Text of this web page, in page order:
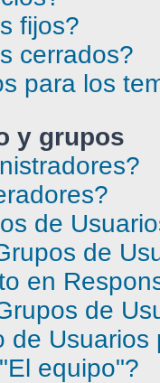
fijos?
cerrados?
para los
y grupos
de
de
en
de
de Usuarios
equipo"?